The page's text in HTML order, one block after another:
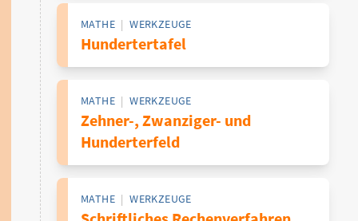
MATHE | WERKZEUGE
Hundertertafel
MATHE | WERKZEUGE
Zehner-, Zwanziger- und
Hunderterfeld
MATHE | WERKZEUGE